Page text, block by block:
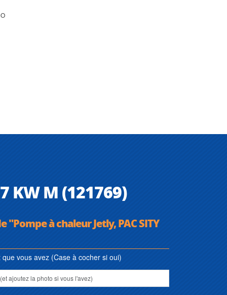
KW M (121769)
à chaleur Jetly, PAC SITY
vous avez (Case à cocher si oui)